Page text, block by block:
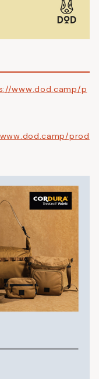
www.dod.camp/p
prod